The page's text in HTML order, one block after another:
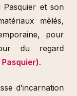
et son
mêlés,
pour
du regard
.
d’incarnation